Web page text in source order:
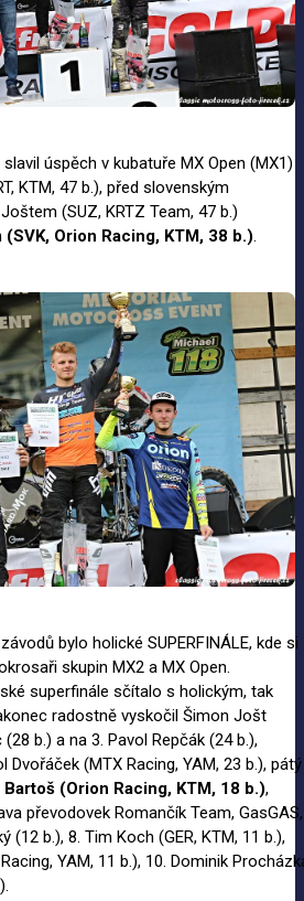
úspěch v kubatuře MX Open (MX1)
KTM, 47 b.), před slovenským
(SUZ, KRTZ Team, 47 b.)
(SVK, Orion Racing, KTM, 38 b.).
bylo holické SUPERFINÁLE, kde si
skupin MX2 a MX Open.
superfinále sčítalo s holickým, tak
radostně vyskočil Šimon Jošt
b.) a na 3. Pavol Repčák (24 b.),
Dvořáček (MTX Racing, YAM, 23 b.), pátý
Bartoš (Orion Racing, KTM, 18 b.),
převodovek Romančík Team, GasGAS,
(12 b.), 8. Tim Koch (GER, KTM, 11 b.),
YAM, 11 b.), 10. Dominik